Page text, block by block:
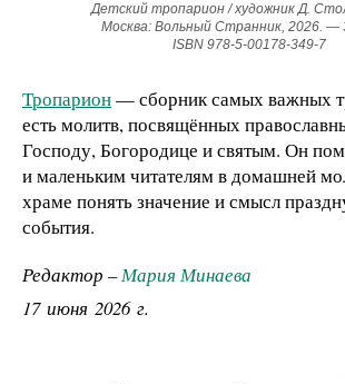
Детский тропарион / художник Д.
Москва: Вольный Странник, 2026. —
ISBN 978-5-00178-349-7
Тропарион— сборник самых важных
есть молитв, посвящённых
Господу, Богородице и святым. Он
и маленьким читателям в домашней
храме понять значение и смысл
события.
Редактор –Мария Минаева
17 июня 2026 г.